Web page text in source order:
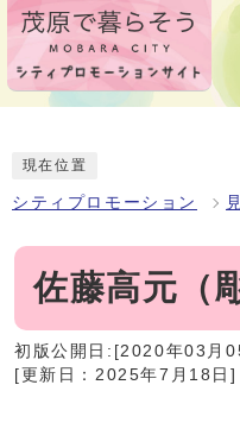
現在位置
シティプロモーション
佐藤高元（
初版公開日:[2020年03月
[更新日：2025年7月18日]